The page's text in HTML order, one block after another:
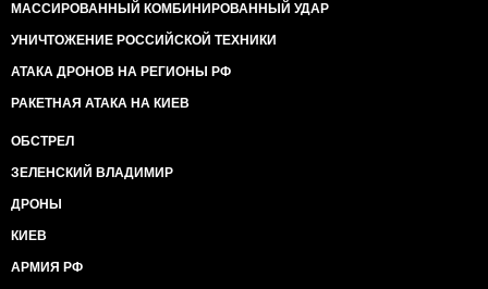
МАССИРОВАННЫЙ КОМБИНИРОВАННЫЙ УДАР
УНИЧТОЖЕНИЕ РОССИЙСКОЙ ТЕХНИКИ
АТАКА ДРОНОВ НА РЕГИОНЫ РФ
РАКЕТНАЯ АТАКА НА КИЕВ
ОБСТРЕЛ
ЗЕЛЕНСКИЙ ВЛАДИМИР
ДРОНЫ
КИЕВ
АРМИЯ РФ